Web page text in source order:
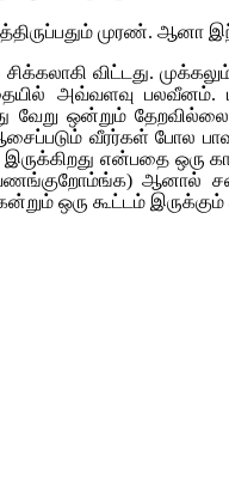
முரண். ஆனா
விட்டது.
அவ்வளவு
வேறு ஒன்றும்
வீரர்கள் போல
என்பதை ஒரு
ஆனால்
ஒரு கூட்டம்